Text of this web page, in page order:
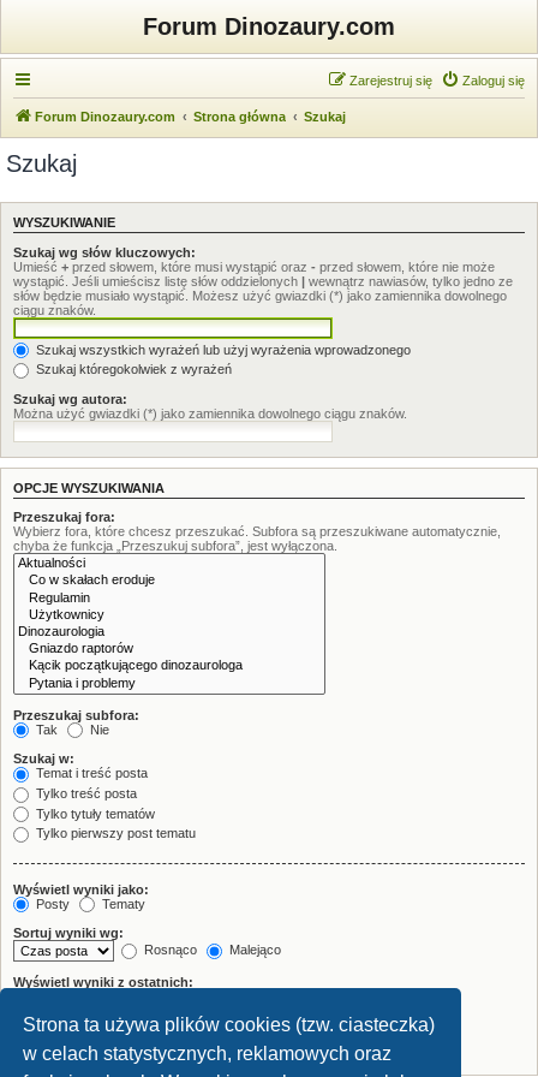
Strona ta używa plików cookies (tzw. ciasteczka)
w celach statystycznych, reklamowych oraz
Forum Dinozaury.com
Zaloguj się
Zarejestruj się
Forum Dinozaury.com Strona główna Szukaj
Szukaj
WYSZUKIWANIE
Szukaj wg słów kluczowych:
Umieść + przed słowem, które musi wystąpić oraz - przed słowem, które nie może
wystąpić. Jeśli umieścisz listę słów oddzielonych | wewnątrz nawiasów, tylko jedno ze
słów będzie musiało wystąpić. Możesz użyć gwiazdki (*) jako zamiennika dowolnego
ciągu znaków.
Szukaj wszystkich wyrażeń lub użyj wyrażenia wprowadzonego
Szukaj któregokolwiek z wyrażeń
Szukaj wg autora:
Można użyć gwiazdki (*) jako zamiennika dowolnego ciągu znaków.
OPCJE WYSZUKIWANIA
Przeszukaj fora:
Wybierz fora, które chcesz przeszukać. Subfora są przeszukiwane automatycznie,
chyba że funkcja „Przeszukuj subfora”, jest wyłączona.
Przeszukaj subfora:
Tak
Nie
Szukaj w:
Temat i treść posta
Tylko treść posta
Tylko tytuły tematów
Tylko pierwszy post tematu
Wyświetl wyniki jako:
Posty
Tematy
Sortuj wyniki wg:
Rosnąco
Malejąco
Wyświetl wyniki z ostatnich:
Wyświetl pierwsze:
znaków w poście